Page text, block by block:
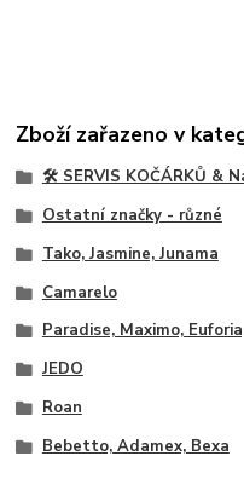
Zboží zařazeno v
🛠️ SERVIS KOČÁRKŮ &
Ostatní značky - různé
Tako, Jasmine, Junama
Camarelo
Paradise, Maximo,
JEDO
Roan
Bebetto, Adamex, Bexa